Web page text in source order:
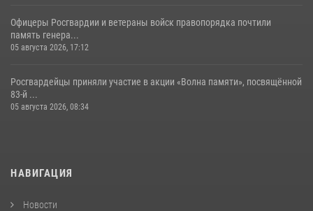
Офицеры Росгвардии и ветераны войск правопорядка почтили
память генера...
05 августа 2026, 17:12
Росгвардейцы приняли участие в акции «Волна памяти», посвящённой
83‑й ...
05 августа 2026, 08:34
НАВИГАЦИЯ
Новости